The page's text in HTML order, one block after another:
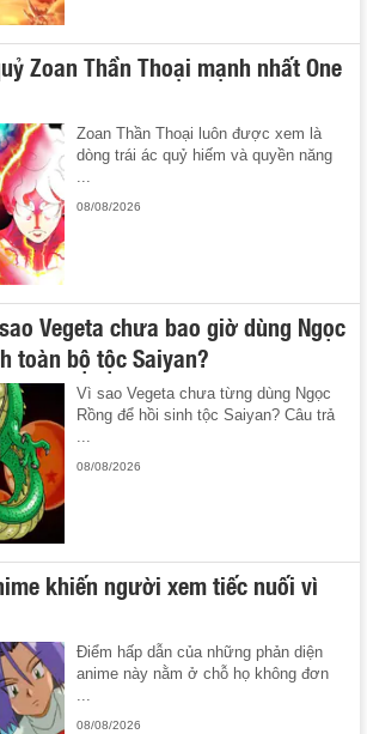
Zoan Thần Thoại mạnh nhất One
Zoan Thần Thoại luôn được xem là
dòng trái ác quỷ hiếm và quyền năng
...
08/08/2026
Vegeta chưa bao giờ dùng Ngọc
toàn bộ tộc Saiyan?
Vì sao Vegeta chưa từng dùng Ngọc
Rồng để hồi sinh tộc Saiyan? Câu trả
08/08/2026
khiến người xem tiếc nuối vì
Điểm hấp dẫn của những phản diện
anime này nằm ở chỗ họ không đơn
...
08/08/2026